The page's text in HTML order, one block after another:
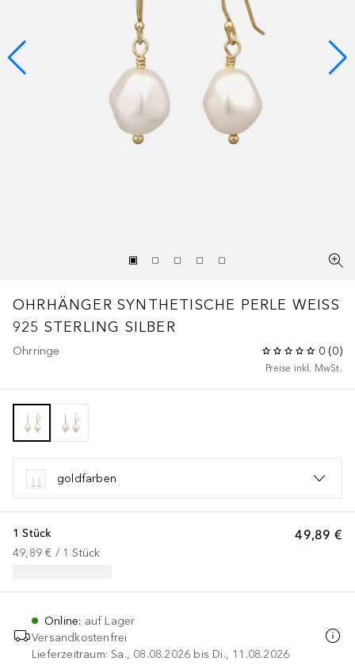
OHRHÄNGER SYNTHETISCHE PERLE WEISS 9
25 STERLING SILBER
Ohrringe 0 (0)
Preise inkl. MwSt.
goldfarben
49,89 €
1 Stück
49,89 € / 1 Stück
Online: auf Lager
Versandkostenfrei
Lieferzeitraum: Sa., 08.08.2026 bis Di., 11.08.2026